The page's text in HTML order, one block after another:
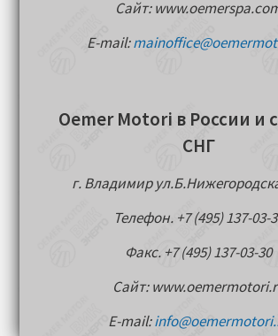
Сайт:
E-mail:
Oemer Motori в России и
СНГ
г. Владимир
Телефон. +7 (495) 137-03-
Факс. +7 (495) 137-03-30
Сайт:
E-mail: